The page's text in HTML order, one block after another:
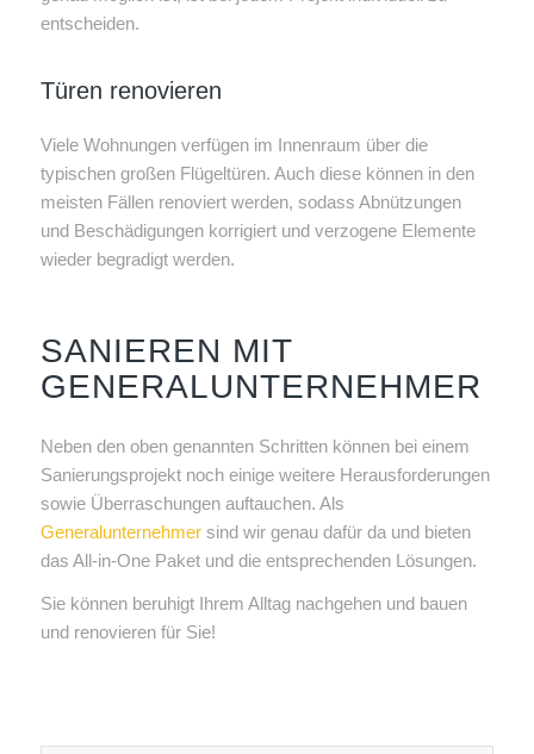
entscheiden.
Türen renovieren
Viele Wohnungen verfügen im Innenraum über die
typischen großen Flügeltüren. Auch diese können in den
meisten Fällen renoviert werden, sodass Abnützungen
und Beschädigungen korrigiert und verzogene Elemente
wieder begradigt werden.
SANIEREN MIT
GENERALUNTERNEHMER
Neben den oben genannten Schritten können bei einem
Sanierungsprojekt noch einige weitere Herausforderungen
sowie Überraschungen auftauchen. Als
Generalunternehmersind wir genau dafür da und bieten
das All-in-One Paket und die entsprechenden Lösungen.
Sie können beruhigt Ihrem Alltag nachgehen und bauen
und renovieren für Sie!